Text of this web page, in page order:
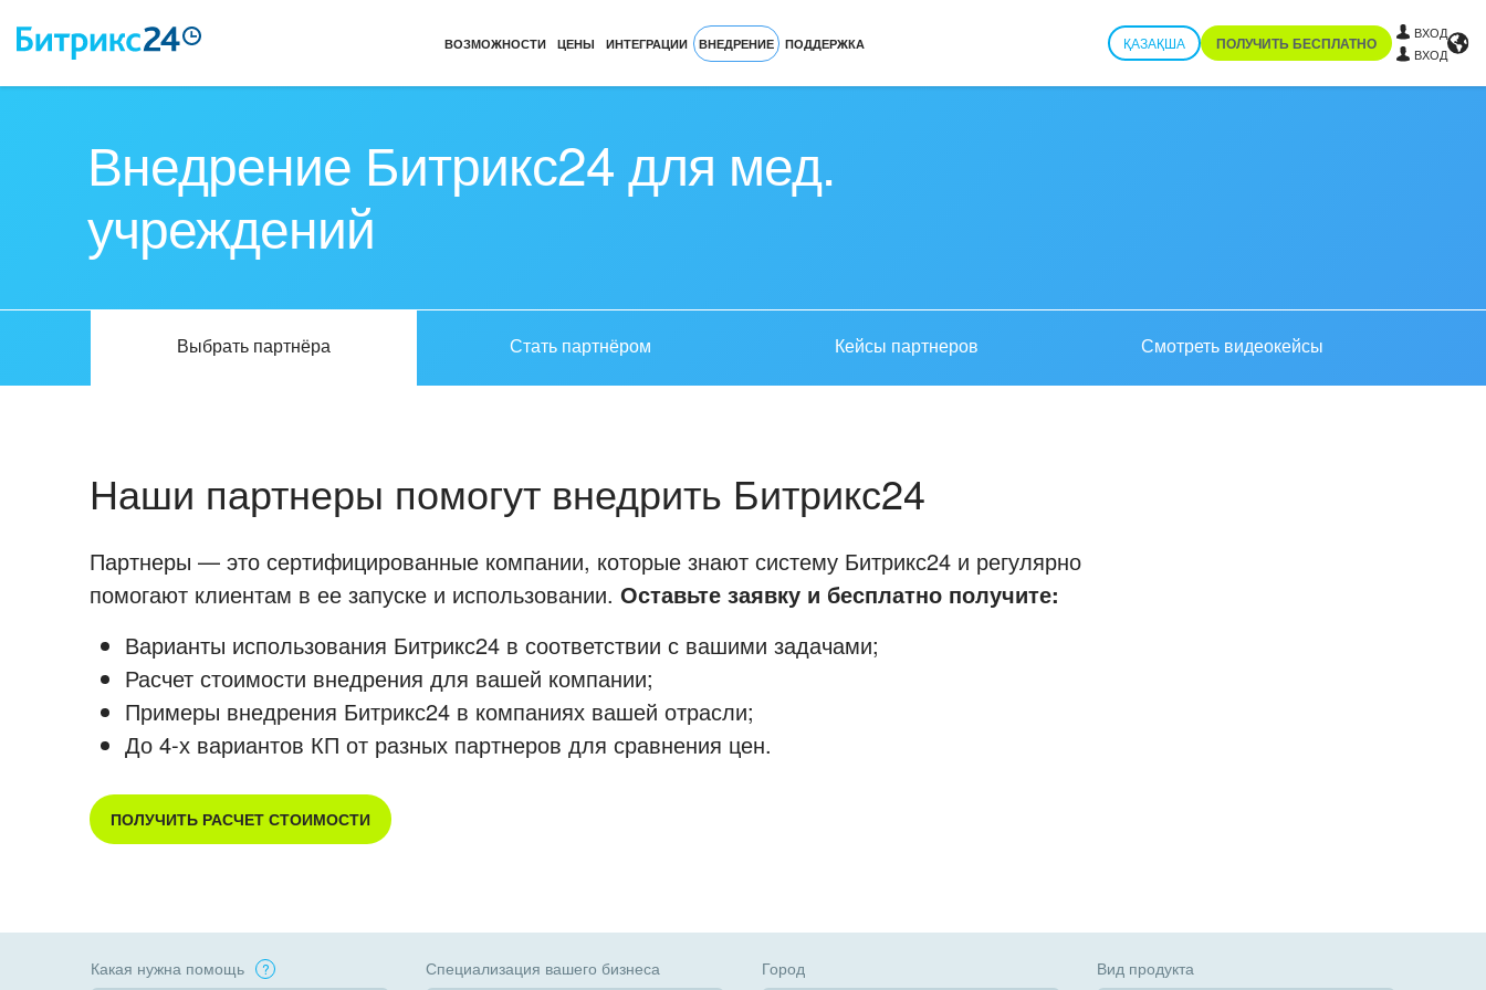
ВОЗМОЖНОСТИ ЦЕНЫ ИНТЕГРАЦИИ ВНЕДРЕНИЕ ПОДДЕРЖКА ҚАЗАҚША ПОЛУЧИТЬ БЕСПЛАТНО
ВХОД
ВХОД
Внедрение Битрикс24 для мед.
учреждений
Выбрать партнёра Стать партнёром Кейсы партнеров Смотреть видеокейсы
Наши партнеры помогут внедрить Битрикс24
Партнеры — это сертифицированные компании, которые знают систему Битрикс24 и регулярно
помогают клиентам в ее запуске и использовании. Оставьте заявку и бесплатно получите:
Варианты использования Битрикс24 в соответствии с вашими задачами;
Расчет стоимости внедрения для вашей компании;
Примеры внедрения Битрикс24 в компаниях вашей отрасли;
До 4-х вариантов КП от разных партнеров для сравнения цен.
ПОЛУЧИТЬ РАСЧЕТ СТОИМОСТИ
Какая нужна помощь Специализация вашего бизнеса Город Вид продукта